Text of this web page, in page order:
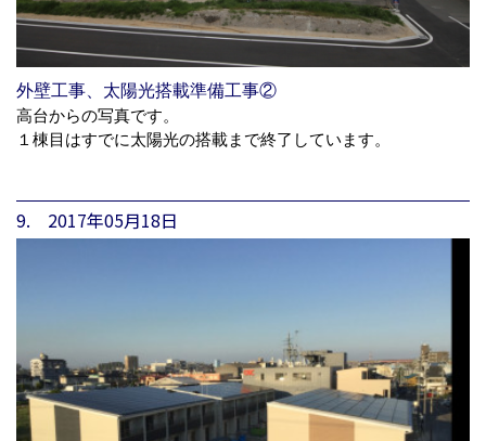
外壁工事、太陽光搭載準備工事②
高台からの写真です。
１棟目はすでに太陽光の搭載まで終了しています。
9. 2017年05月18日